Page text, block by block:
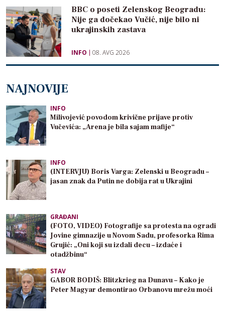
BBC o poseti Zelenskog Beogradu:
Nije ga dočekao Vučić, nije bilo ni
ukrajinskih zastava
INFO 08. AVG 2026
NAJNOVIJE
INFO
Milivojević povodom krivične prijave protiv
Vučevića: „Arena je bila sajam mafije“
INFO
(INTERVJU) Boris Varga: Zelenski u Beogradu –
jasan znak da Putin ne dobija rat u Ukrajini
GRAĐANI
(FOTO, VIDEO) Fotografije sa protesta na ogradi
Jovine gimnazije u Novom Sadu, profesorka Rima
Grujić: „Oni koji su izdali decu – izdaće i
otadžbinu“
STAV
GABOR BODIŠ: Blitzkrieg na Dunavu – Kako je
Peter Magyar demontirao Orbanovu mrežu moći